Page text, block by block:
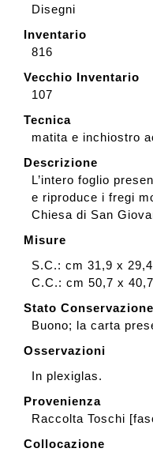
Disegni
Inventario
816
Vecchio Inventario
107
Tecnica
matita e inchiostro
Descrizione
L’intero foglio
e riproduce i fregi
Chiesa di San
Misure
S.C.: cm 31,9 x
C.C.: cm 50,7 x
Stato Conservazione
Buono; la carta
Osservazioni
In plexiglas.
Provenienza
Raccolta Toschi
Collocazione